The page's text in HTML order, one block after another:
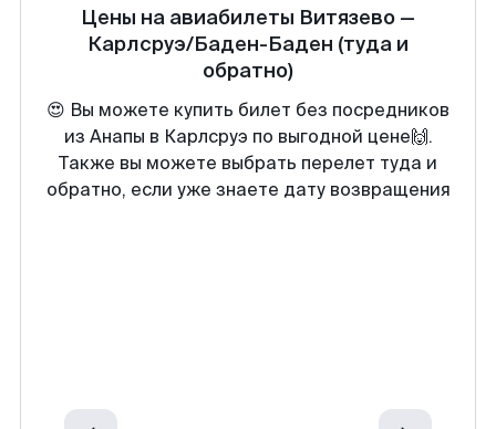
Цены на авиабилеты Витязево —
Карлсруэ/Баден-Баден (туда и
обратно)
😍 Вы можете купить билет без посредников
из Анапы в Карлсруэ по выгодной цене🙌.
Также вы можете выбрать перелет туда и
обратно, если уже знаете дату возвращения